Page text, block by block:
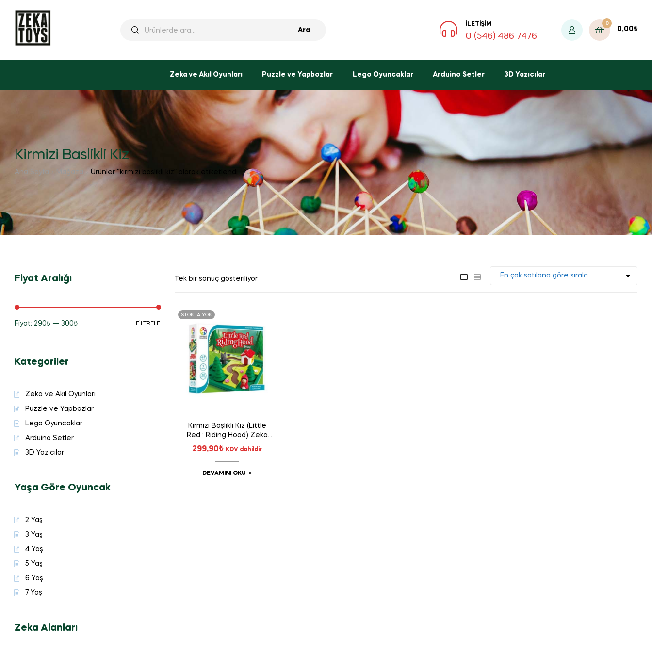
Ara
İLETIŞIM
0 (546) 486 7476
0
0,00₺
Zeka ve Akıl Oyunları Puzzle ve Yapbozlar Lego Oyuncaklar Arduino Setler 3D Yazıcılar
Kirmizi Baslikli Kiz
Ana Sayfa Ürünler “kirmizi baslikli kiz” olarak etiketlendi
Tek bir sonuç gösteriliyor
STOKTA YOK
Kırmızı Başlıklı Kız (Little
Red : Riding Hood) Zeka
Oyunu
299,90₺ KDV dahildir
DEVAMINI OKU
Fiyat Aralığı
FILTRELE
Fiyat: 290₺ — 300₺
Kategoriler
Zeka ve Akıl Oyunları
Puzzle ve Yapbozlar
Lego Oyuncaklar
Arduino Setler
3D Yazıcılar
Yaşa Göre Oyuncak
2 Yaş
3 Yaş
4 Yaş
5 Yaş
6 Yaş
7 Yaş
Zeka Alanları